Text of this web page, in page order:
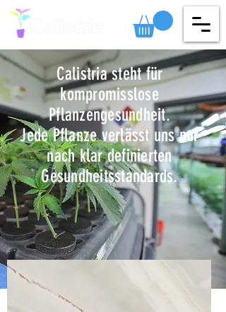
Calistria steht für
kompromisslose
Pflanzengesundheit.
Jede Pflanze verlässt uns nur
nach klar definierten
Gesundheitsstandards.